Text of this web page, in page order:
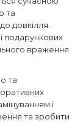
та
довкілля.
подарункових
враження
та
і
та зробити